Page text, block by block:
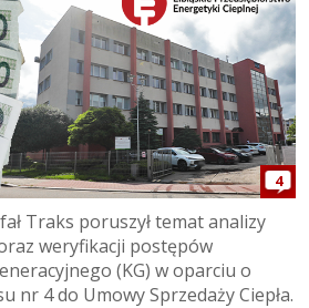
4
Traks poruszył temat analizy
weryfikacji postępów
(KG) w oparciu o
nr 4 do Umowy Sprzedaży Ciepła.